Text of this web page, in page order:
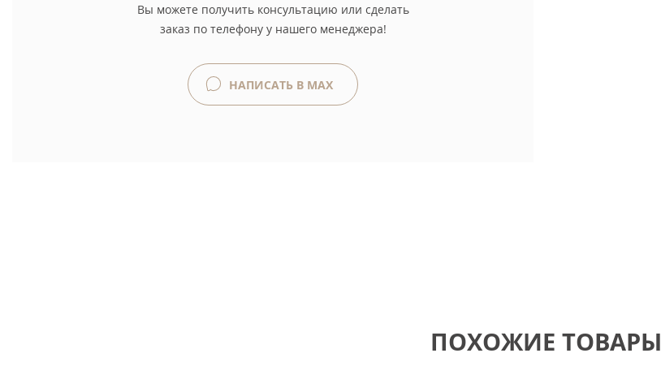
Вы можете получить консультацию или сделать
заказ по телефону у нашего менеджера!
НАПИСАТЬ В MAX
ПОХОЖИЕ ТОВАРЫ